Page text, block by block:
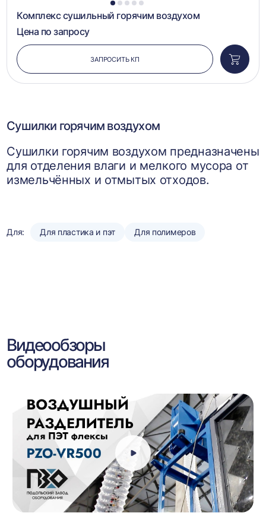
1 2 3 4 5
Комплекс сушильный горячим воздухом
Цена по запросу
ЗАПРОСИТЬ КП
в
Сушилки горячим воздухом
Сушилки горячим воздухом предназначены
для отделения влаги и мелкого мусора от
измельчённых и отмытых отходов.
Для: Для пластика и пэт Для полимеров
Видеообзоры
оборудования